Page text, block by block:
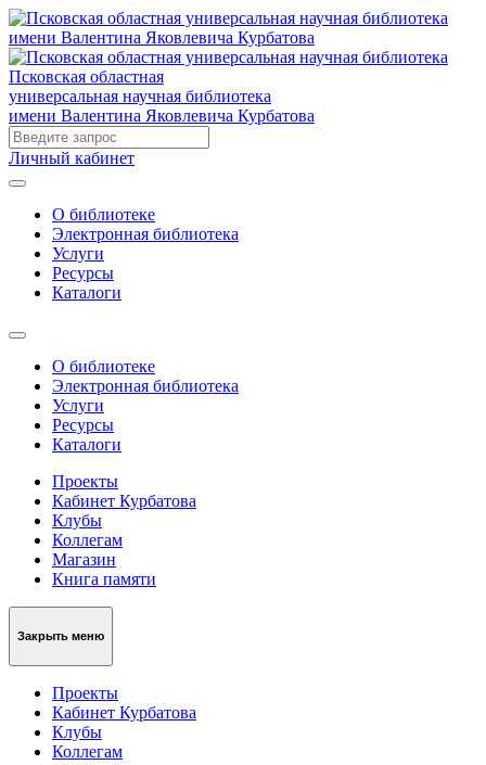
Псковская областная
универсальная научная библиотека
имени Валентина Яковлевича Курбатова
Личный кабинет
О библиотеке
Электронная библиотека
Услуги
Ресурсы
Каталоги
О библиотеке
Электронная библиотека
Услуги
Ресурсы
Каталоги
Проекты
Кабинет Курбатова
Клубы
Коллегам
Магазин
Книга памяти
Закрыть меню
Проекты
Кабинет Курбатова
Клубы
Коллегам